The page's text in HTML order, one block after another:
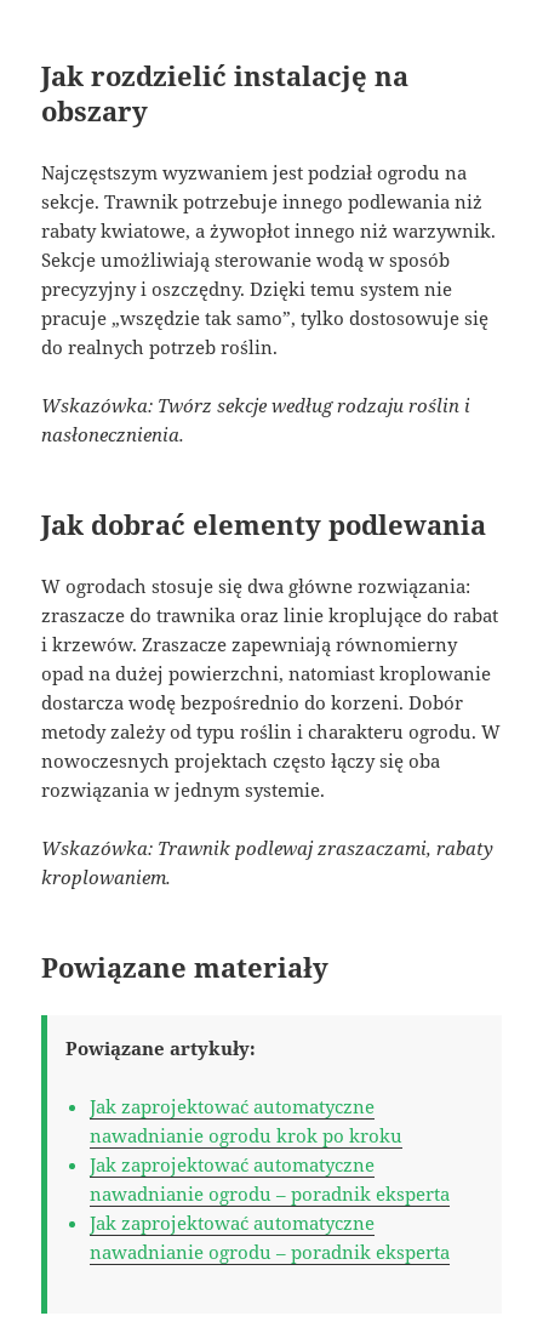
Jak rozdzielić instalację na
obszary
Najczęstszym wyzwaniem jest podział ogrodu na
sekcje. Trawnik potrzebuje innego podlewania niż
rabaty kwiatowe, a żywopłot innego niż warzywnik.
Sekcje umożliwiają sterowanie wodą w sposób
precyzyjny i oszczędny. Dzięki temu system nie
pracuje „wszędzie tak samo”, tylko dostosowuje się
do realnych potrzeb roślin.
Wskazówka: Twórz sekcje według rodzaju roślin i
nasłonecznienia.
Jak dobrać elementy podlewania
W ogrodach stosuje się dwa główne rozwiązania:
zraszacze do trawnika oraz linie kroplujące do rabat
i krzewów. Zraszacze zapewniają równomierny
opad na dużej powierzchni, natomiast kroplowanie
dostarcza wodę bezpośrednio do korzeni. Dobór
metody zależy od typu roślin i charakteru ogrodu. W
nowoczesnych projektach często łączy się oba
rozwiązania w jednym systemie.
Wskazówka: Trawnik podlewaj zraszaczami, rabaty
kroplowaniem.
Powiązane materiały
Powiązane artykuły:
Jak zaprojektować automatyczne
nawadnianie ogrodu krok po kroku
Jak zaprojektować automatyczne
nawadnianie ogrodu – poradnik eksperta
Jak zaprojektować automatyczne
nawadnianie ogrodu – poradnik eksperta